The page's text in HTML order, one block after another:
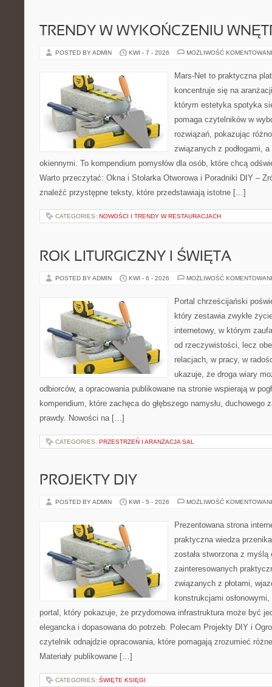
TRENDY W WYKOŃCZENIU
POSTED BY ADMIN KWI - 7 - 2026 MOŻLIWOŚĆ
Mars-Net to praktyczna
koncentruje się na
którym estetyka spotyka
pomaga czytelników w
rozwiązań, pokazując
związanych z podłogami,
okiennymi. To kompendium pomysłów dla osób, które chcą
Warto przeczytać: Okna i Stolarka Otworowa i Poradniki DIY –
znaleźć przystępne teksty, które przedstawiają istotne […]
CATEGORIES: NOWOŚCI I TRENDY W RESTAURACJACH
ROK LITURGICZNY I ŚWIĘTA
POSTED BY ADMIN KWI - 6 - 2026 MOŻLIWOŚĆ
Portal chrześcijański
który zestawia zwykłe
internetowy, w którym
od rzeczywistości, lecz
relacjach, w pracy, w
ukazuje, że droga wiary
odbiorców, a opracowania publikowane na stronie wspierają w
kompendium, które zachęca do głębszego namysłu, duchowego
prawdy. Nowości na […]
CATEGORIES: PRZESTRZEŃ I ARANŻACJA SAL
PROJEKTY DIY
POSTED BY ADMIN KWI - 5 - 2026 MOŻLIWOŚĆ
Prezentowana strona
praktyczna wiedza
została stworzona z
zainteresowanych
związanych z płotami,
konstrukcjami
portal, który pokazuje, że przydomowa infrastruktura może być
elegancka i dopasowana do potrzeb. Polecam Projekty DIY i
czytelnik odnajdzie opracowania, które pomagają zrozumieć
Materiały publikowane […]
CATEGORIES: ŚWIĘTE KSIĘGI